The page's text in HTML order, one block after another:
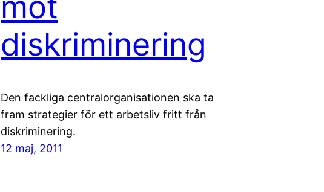
diskriminering
Den fackliga centralorganisationen ska ta
fram strategier för ett arbetsliv fritt från
diskriminering.
12 maj, 2011